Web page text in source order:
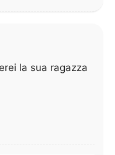
la sua ragazza